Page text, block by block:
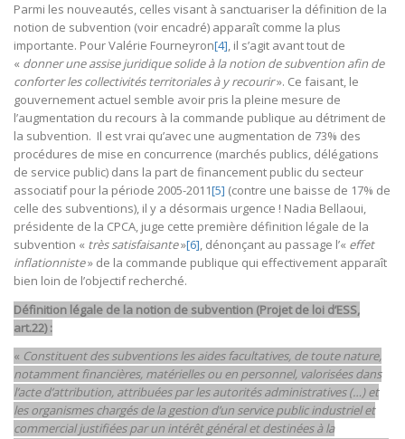
Parmi les nouveautés, celles visant à sanctuariser la définition de la
notion de subvention (voir encadré) apparaît comme la plus
importante. Pour Valérie Fourneyron[4], il s’agit avant tout de
« donner une assise juridique solide à la notion de subvention afin de
conforter les collectivités territoriales à y recourir». Ce faisant, le
gouvernement actuel semble avoir pris la pleine mesure de
l’augmentation du recours à la commande publique au détriment de
la subvention. Il est vrai qu’avec une augmentation de 73% des
procédures de mise en concurrence (marchés publics, délégations
de service public) dans la part de financement public du secteur
associatif pour la période 2005-2011[5] (contre une baisse de 17% de
celle des subventions), il y a désormais urgence ! Nadia Bellaoui,
présidente de la CPCA, juge cette première définition légale de la
subvention « très satisfaisante»[6], dénonçant au passage l’« effet
inflationniste» de la commande publique qui effectivement apparaît
bien loin de l’objectif recherché.
Définition légale de la notion de subvention (Projet de loi d’ESS,
art.22) :
« Constituent des subventions les aides facultatives, de toute nature,
notamment financières, matérielles ou en personnel, valorisées dans
l’acte d’attribution, attribuées par les autorités administratives (…) et
les organismes chargés de la gestion d’un service public industriel et
commercial justifiées par un intérêt général et destinées à la